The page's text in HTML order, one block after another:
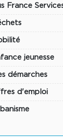
France
jeunesse
démarches
d'emploi